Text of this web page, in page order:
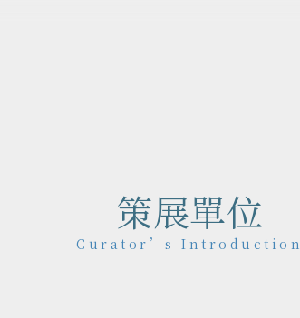
策展單位
Curator’s Introduction